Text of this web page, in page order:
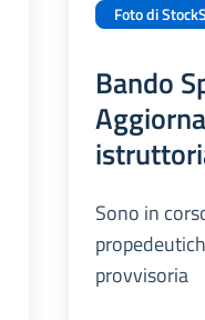
Foto di
Bando
Sono in
provvisoria